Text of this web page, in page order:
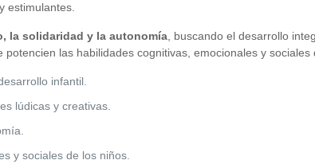
estimulantes.
la solidaridad y la autonomía , buscando el desarrollo
las habilidades cognitivas, emocionales y
infantil.
lúdicas y creativas.
y sociales de los niños.